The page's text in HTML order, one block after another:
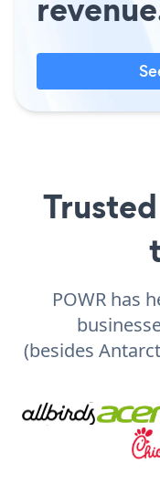
POWR has
(besides